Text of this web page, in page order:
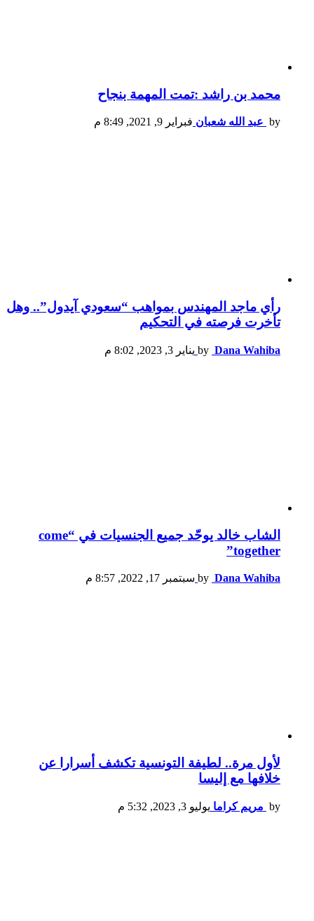
محمد بن راشد :تمت المهمة بنجاح
by عبد الله شعبان فبراير 9, 2021, 8:49 م
رأي ماجد المهندس بمواهب “سعودي آيدول”.. وهل
تأخرت فرصته في التحكيم
by Dana Wahiba يناير 3, 2023, 8:02 م
الشاب خالد يوحّد جميع الجنسيات في “come
together”
by Dana Wahiba سبتمبر 17, 2022, 8:57 م
لأول مرة.. لطيفة التونسية تكشف أسرارا عن
خلافها مع إليسا
by مريم كراما يوليو 3, 2023, 5:32 م